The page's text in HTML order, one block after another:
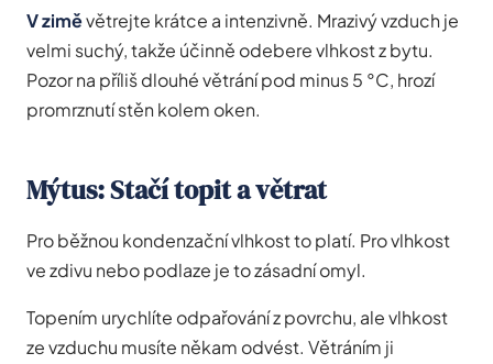
V ziměvětrejte krátce a intenzivně. Mrazivý vzduch je
velmi suchý, takže účinně odebere vlhkost z bytu.
Pozor na příliš dlouhé větrání pod minus 5 °C, hrozí
promrznutí stěn kolem oken.
Mýtus: Stačí topit a větrat
Pro běžnou kondenzační vlhkost to platí. Pro vlhkost
ve zdivu nebo podlaze je to zásadní omyl.
Topením urychlíte odpařování z povrchu, ale vlhkost
ze vzduchu musíte někam odvést. Větráním ji